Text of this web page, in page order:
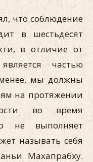
что соблюдение
в шестьдесят
в отличие от
частью
мы должны
на протяжении
во время
не выполняет
называть себя
Махапрабху.